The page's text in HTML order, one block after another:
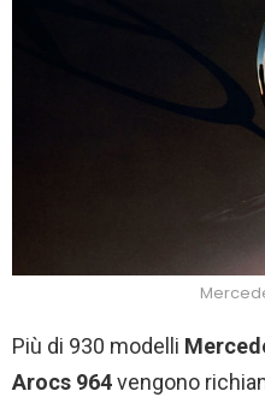
Più di 930 modelli
Arocs 964vengono